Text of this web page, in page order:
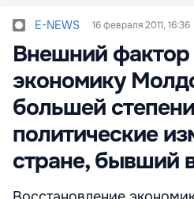
E-NEWS 16 февраля 2011, 16:36
Внешний фактор
экономику
большей
политические
стране, бывший